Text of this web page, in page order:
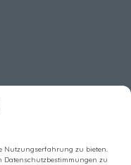
Nutzungserfahrung zu bieten.
Datenschutzbestimmungen zu